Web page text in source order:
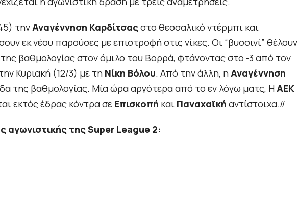
τηνΑναγέννηση Καρδίτσας στο θεσσαλικό ντέρμπι και
εκ νέου παρούσες με επιστροφή στις νίκες. Οι “βυσσινί” θέλουν
βαθμολογίας στον όμιλο του Βορρά, φτάνοντας στο -3 από τον
Κυριακή (12/3) με τη Νίκη Βόλου. Από την άλλη, ηΑναγέννηση
της βαθμολογίας. Μία ώρα αργότερα από το εν λόγω ματς, ΗΑΕΚ
εκτός έδρας κόντρα σε Επισκοπή και Παναχαϊκή αντίστοιχα.//
αγωνιστικής της Super League 2: